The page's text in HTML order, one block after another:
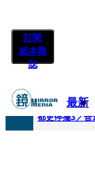
訂閱
紙本雜
誌
最新
快訊